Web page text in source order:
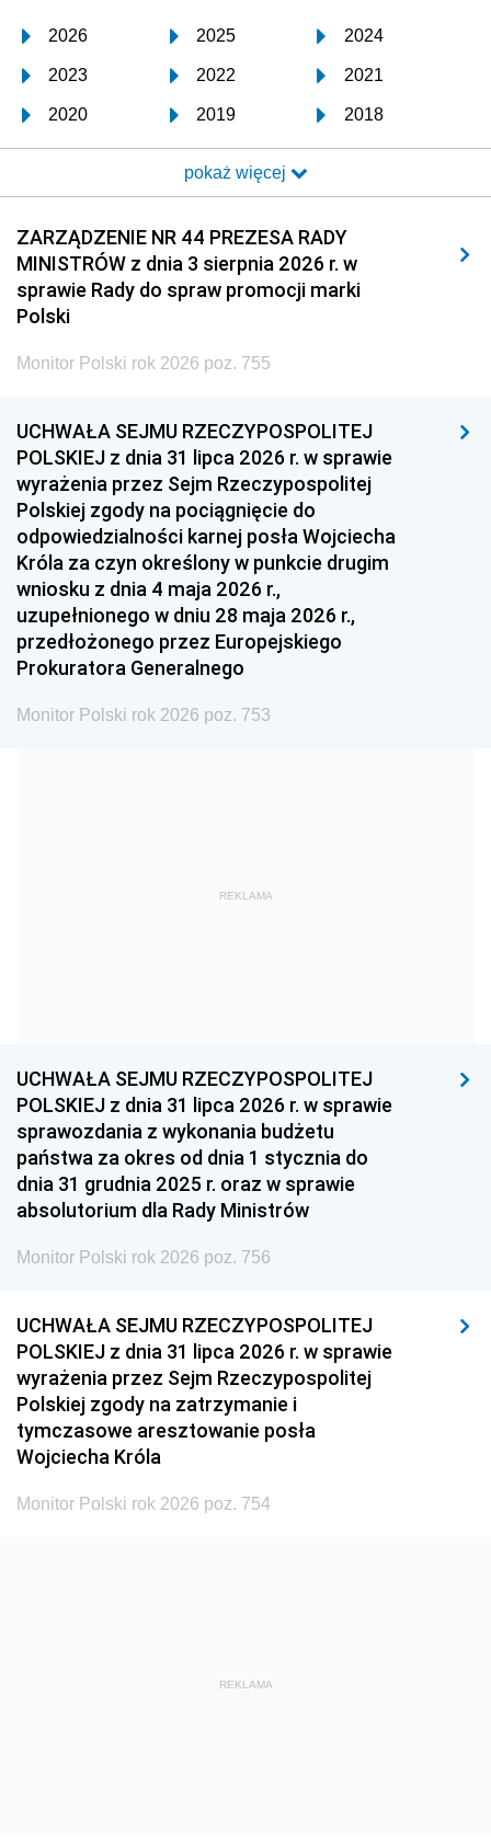
2026 2025 2024
2023 2022 2021
2020 2019 2018
2017 2016 2015
2014 2013 2012
2011 2010 2009
2008 2007 2006
2005
1996 1995 1994
1993 1992 1991
1990 1989
1987 1986 1985
1984 1983
1981 1980 1979
1978 1977
1975 1974
1959
1939 1938 1937
1936 1930
pokaż więcej
ZARZĄDZENIE NR 44 PREZESA RADY
MINISTRÓW z dnia 3 sierpnia 2026 r. w
sprawie Rady do spraw promocji marki
Polski
Monitor Polski rok 2026 poz. 755
UCHWAŁA SEJMU RZECZYPOSPOLITEJ
POLSKIEJ z dnia 31 lipca 2026 r. w sprawie
wyrażenia przez Sejm Rzeczypospolitej
Polskiej zgody na pociągnięcie do
odpowiedzialności karnej posła Wojciecha
Króla za czyn określony w punkcie drugim
wniosku z dnia 4 maja 2026 r.,
uzupełnionego w dniu 28 maja 2026 r.,
przedłożonego przez Europejskiego
Prokuratora Generalnego
Monitor Polski rok 2026 poz. 753
REKLAMA
UCHWAŁA SEJMU RZECZYPOSPOLITEJ
POLSKIEJ z dnia 31 lipca 2026 r. w sprawie
sprawozdania z wykonania budżetu
państwa za okres od dnia 1 stycznia do
dnia 31 grudnia 2025 r. oraz w sprawie
absolutorium dla Rady Ministrów
Monitor Polski rok 2026 poz. 756
UCHWAŁA SEJMU RZECZYPOSPOLITEJ
POLSKIEJ z dnia 31 lipca 2026 r. w sprawie
wyrażenia przez Sejm Rzeczypospolitej
Polskiej zgody na zatrzymanie i
tymczasowe aresztowanie posła
Wojciecha Króla
Monitor Polski rok 2026 poz. 754
REKLAMA